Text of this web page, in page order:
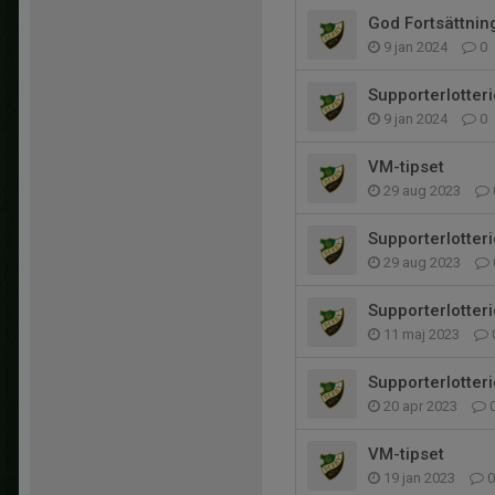
God
9 jan 2024 0
9 jan 2024 0
VM-tipset
29 aug 2023
29 aug 2023
11 maj 2023
20 apr 2023
VM-tipset
19 jan 2023 0